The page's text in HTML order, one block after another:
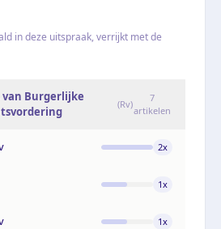
in deze uitspraak, verrijkt met de
van Burgerlijke
(Rv)
7
artikelen
2x
1x
1x